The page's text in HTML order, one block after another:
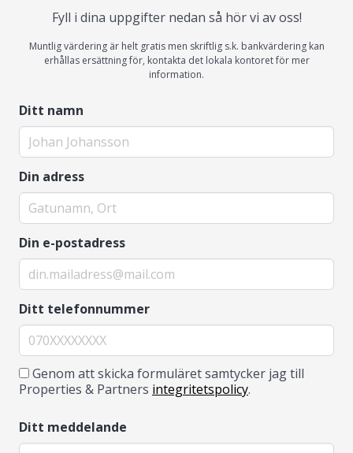
Fyll i dina uppgifter nedan så hör vi av oss!
Muntlig värdering är helt gratis men skriftlig s.k. bankvärdering kan
erhållas ersättning för, kontakta det lokala kontoret för mer
information.
Ditt namn
Din adress
Din e-postadress
Ditt telefonnummer
Genom att skicka formuläret samtycker jag till
Properties & Partners integritetspolicy.
Ditt meddelande